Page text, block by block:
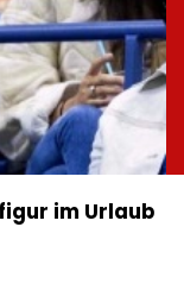
im Urlaub